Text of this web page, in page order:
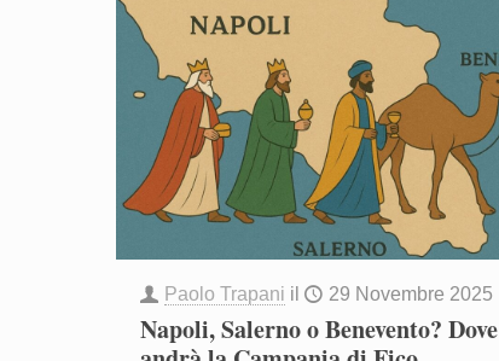
Paolo Trapani il 29 Novembre 2025
Napoli, Salerno o Benevento? Dove